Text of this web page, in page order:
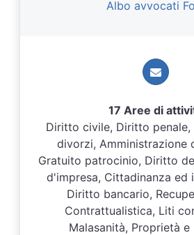
Albo avvocati
17 Aree di
Diritto civile, Diritto penale,
divorzi, Amministrazione
Gratuito patrocinio, Diritto
d'impresa, Cittadinanza ed
Diritto bancario,
Contrattualistica, Liti
Malasanità, Proprietà e